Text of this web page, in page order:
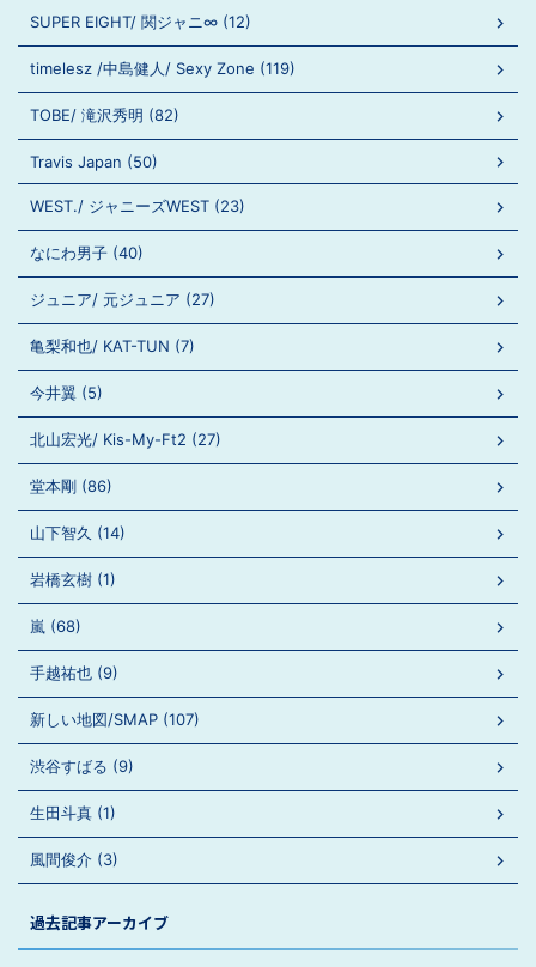
SUPER EIGHT/ 関ジャニ∞ (12)
timelesz /中島健人/ Sexy Zone (119)
TOBE/ 滝沢秀明 (82)
Travis Japan (50)
WEST./ ジャニーズWEST (23)
なにわ男子 (40)
ジュニア/ 元ジュニア (27)
亀梨和也/ KAT-TUN (7)
今井翼 (5)
北山宏光/ Kis-My-Ft2 (27)
堂本剛 (86)
山下智久 (14)
岩橋玄樹 (1)
嵐 (68)
手越祐也 (9)
新しい地図/SMAP (107)
渋谷すばる (9)
生田斗真 (1)
風間俊介 (3)
過去記事アーカイブ